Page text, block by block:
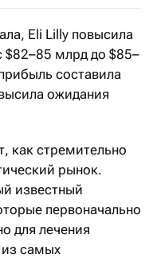
Eli Lilly повысила
$82–85 млрд до $85–
составила
ожидания
как стремительно
рынок.
известный
первоначально
для лечения
из самых